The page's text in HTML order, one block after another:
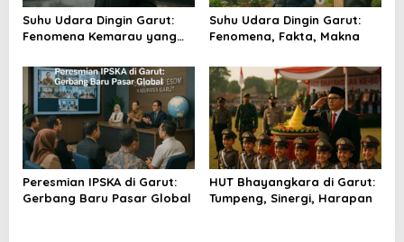
Suhu Udara Dingin Garut:
Fenomena Kemarau yang
Suhu Udara Dingin Garut:
Fenomena, Fakta, Makna
Peresmian IPSKA di Garut:
Gerbang Baru Pasar Global
HUT Bhayangkara di Garut:
Tumpeng, Sinergi, Harapan